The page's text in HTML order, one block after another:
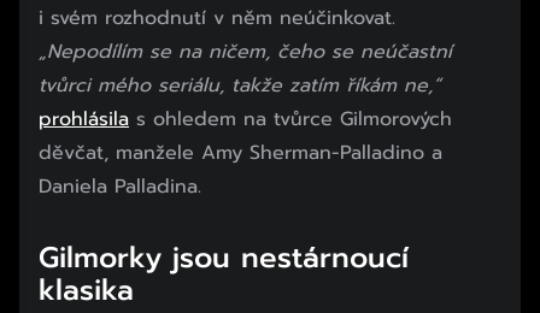
i svém rozhodnutí v něm neúčinkovat.
„Nepodílím se na ničem, čeho se neúčastní
tvůrci mého seriálu, takže zatím říkám ne,“
prohlásila s ohledem na tvůrce Gilmorových
děvčat, manžele Amy Sherman-Palladino a
Daniela Palladina.
Gilmorky jsou nestárnoucí
klasika